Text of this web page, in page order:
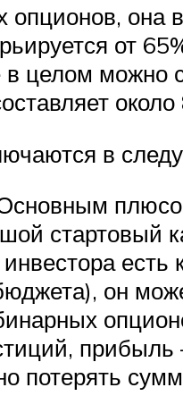
опционов, она
от
целом можно
около
в
стартовый
он
прибыль
потерять